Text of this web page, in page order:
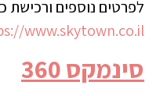
לפרטים נוספים ורכישת
www.skytown.co.il/
סינמקס 360